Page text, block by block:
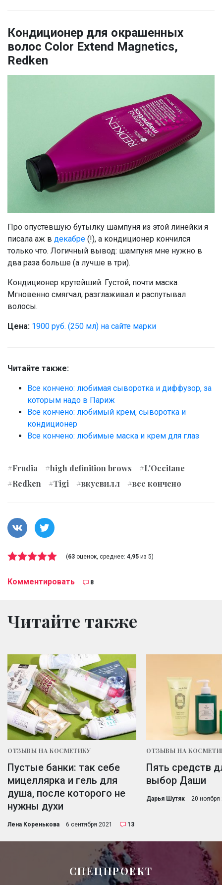
Кондиционер для окрашенных
волос Color Extend Magnetics,
Redken
Про опустевшую бутылку шампуня из этой линейки я
писала аж в декабре (!), а кондиционер кончился
только что. Логичный вывод: шампуня мне нужно в
два раза больше (а лучше в три).
Кондиционер крутейший. Густой, почти маска.
Мгновенно смягчал, разглаживал и распутывал
волосы.
Цена: 1900 руб. (250 мл) на сайте марки
Читайте также:
Все кончено: любимая сыворотка и диффузор, за
которым надо в Париж
Все кончено: любимый крем, сыворотка и
кондиционер
Все кончено: любимые маска и крем для глаз
#Frudia #high definition brows
#L'Occitane
#Redken
#Tigi #вкусвилл #все кончено
(63 оценок, среднее: 4,95 из 5)
Комментировать 8
Читайте также
ОТЗЫВЫ НА КОСМЕТИКУ
Пустые банки: так себе
мицеллярка и гель для
душа, после которого не
нужны духи
Лена Коренькова 6 сентября 2021 13
ОТЗЫВЫ НА
Пять средств
выбор Даши
Дарья Шутяк 20 ноября
СПЕЦПРОЕКТ